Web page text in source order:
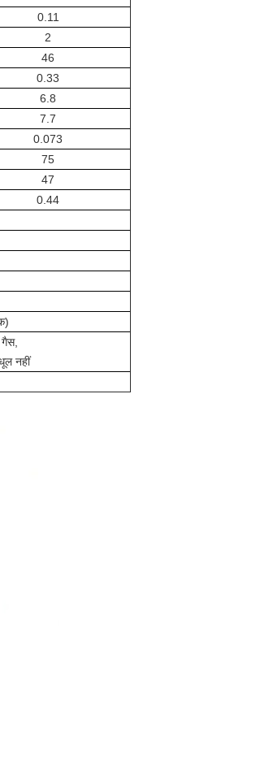
0.11
2
46
0.33
6.8
7.7
0.073
75
47
0.44
नहीं